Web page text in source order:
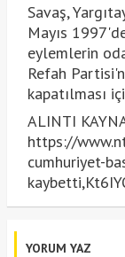
Savaş,
Mayıs
eylemlerin
Refah
kapatılması
ALINTI
https://
cumhuriyet-
YORUM YAZ